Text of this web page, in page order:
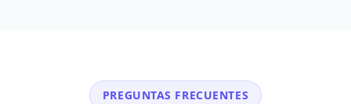
PREGUNTAS FRECUENTES